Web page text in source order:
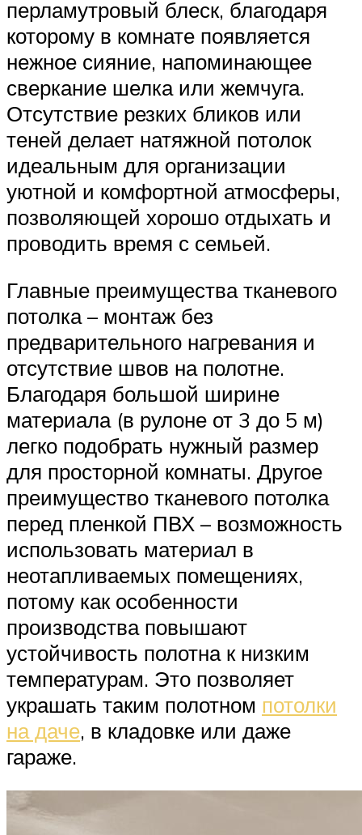
перламутровый блеск, благодаря
которому в комнате появляется
нежное сияние, напоминающее
сверкание шелка или жемчуга.
Отсутствие резких бликов или
теней делает натяжной потолок
идеальным для организации
уютной и комфортной атмосферы,
позволяющей хорошо отдыхать и
проводить время с семьей.
Главные преимущества тканевого
потолка – монтаж без
предварительного нагревания и
отсутствие швов на полотне.
Благодаря большой ширине
материала (в рулоне от 3 до 5 м)
легко подобрать нужный размер
для просторной комнаты. Другое
преимущество тканевого потолка
перед пленкой ПВХ – возможность
использовать материал в
неотапливаемых помещениях,
потому как особенности
производства повышают
устойчивость полотна к низким
температурам. Это позволяет
украшать таким полотном потолки
на даче, в кладовке или даже
гараже.